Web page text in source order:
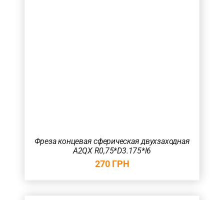
Фреза концевая сферическая двухзаходная
A2QX R0,75*D3.175*l6
270 ГРН